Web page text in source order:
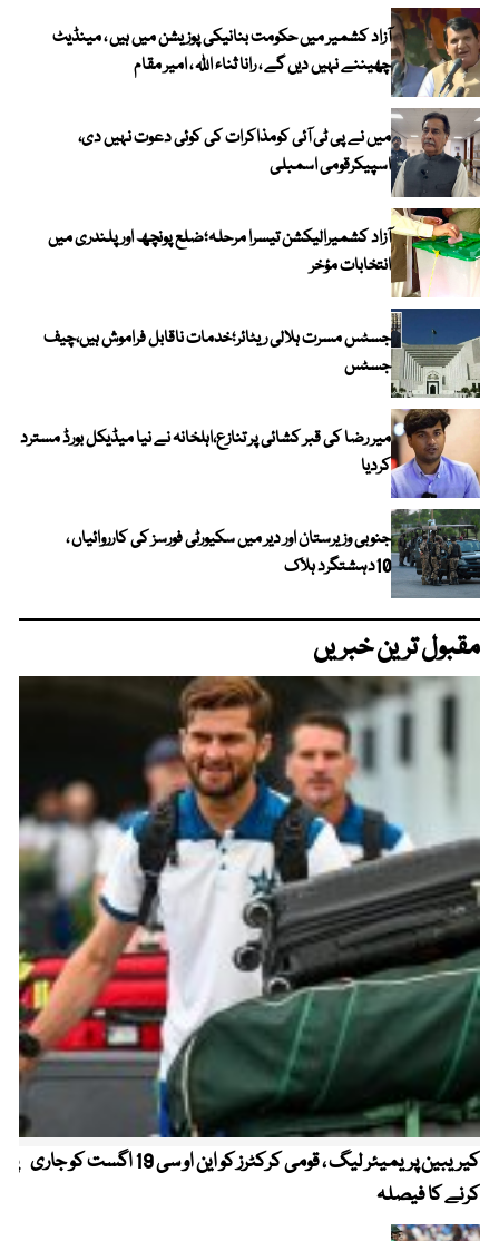
آزاد کشمیر میں حکومت بنانیکی پوزیشن میں ہیں ، مینڈیٹ
چھیننے نہیں دیں گے ، رانا ثناء اللہ ، امیر مقام
میں نے پی ٹی آئی کومذاکرات کی کوئی دعوت نہیں دی،
اسپیکرقومی اسمبلی
آزاد کشمیرالیکشن تیسرا مرحلہ؛ضلع پونچھ اور پلندری میں
انتخابات مؤخر
جسٹس مسرت ہلالی ریٹائر؛خدمات ناقابل فراموش ہیں،چیف
جسٹس
میر رضا کی قبر کشائی پر تنازع،اہلخانہ نے نیا میڈیکل بورڈ مسترد
کردیا
جنوبی وزیرستان اور دیر میں سکیورٹی فورسز کی کارروائیاں ،
10دہشتگرد ہلاک
مقبول ترین خبریں
کیریبین پریمیئر لیگ ، قومی کرکٹرز کو این او سی 19 اگست کو جاری
کرنے کا فیصلہ